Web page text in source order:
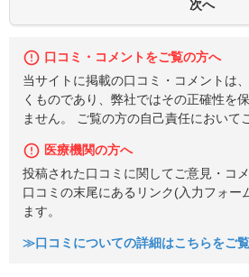
口コミ・コメントをご覧の方へ
当サイトに掲載の口コミ・コメントは
くものであり、弊社ではその正確性を
ません。 ご覧の方の自己責任において
医療機関の方へ
投稿された口コミに関してご意見・コ
口コミの末尾にあるリンク(入力フォー
ます。
≫口コミについての詳細はこちらをご覧